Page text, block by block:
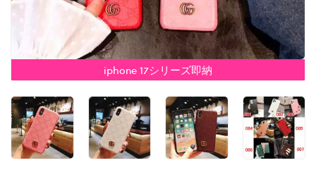
iphone 17シリーズ即納